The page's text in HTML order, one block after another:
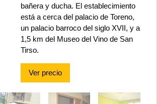
bañera y ducha. El establecimiento
está a cerca del palacio de Toreno,
un palacio barroco del siglo XVII, y a
1,5 km del Museo del Vino de San
Tirso.
Ver precio